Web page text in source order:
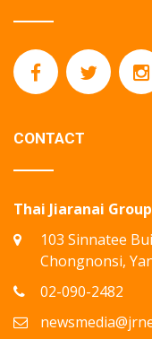
CONTACT
Thai Jiaranai
103 Sinnatee
Chongnonsi,
02-090-2482